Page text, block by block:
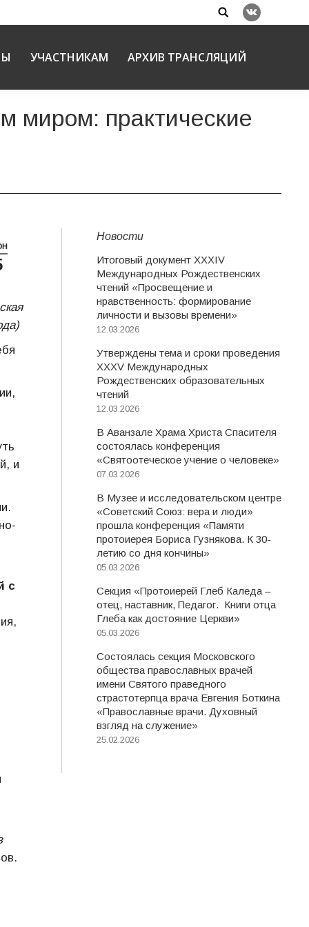
Search:
Вконтакте
УЧАСТНИКАМ АРХИВ ТРАНСЛЯЦИЙ
миром: практические
и
с
Новости
Итоговый документ XXХIV
Международных Рождественских
чтений «Просвещение и
нравственность: формирование
личности и вызовы времени»
12.03.2026
Утверждены тема и сроки проведения
XXXV Международных
Рождественских образовательных
чтений
12.03.2026
В Аванзале Храма Христа Спасителя
состоялась конференция
«Святоотеческое учение о человеке»
07.03.2026
В Музее и исследовательском центре
«Советский Союз: вера и люди»
прошла конференция «Памяти
протоиерея Бориса Гузнякова. К 30-
летию со дня кончины»
05.03.2026
Секция «Протоиерей Глеб Каледа –
отец, наставник, Педагог. Книги отца
Глеба как достояние Церкви»
05.03.2026
Состоялась секция Московского
общества православных врачей
имени Святого праведного
страстотерпца врача Евгения Боткина
«Православные врачи. Духовный
взгляд на служение»
25.02.2026